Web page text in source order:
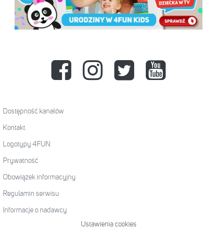
Dostępność kanałów
Kontakt
Logotypy 4FUN
Prywatność
Obowiązek informacyjny
Regulamin serwisu
Informacje o nadawcy
Ustawienia cookies